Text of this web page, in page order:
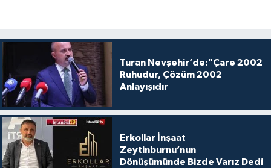
Turan Nevşehir’de:"Çare 2002
Ruhudur, Çözüm 2002
Anlayışıdır
Erkollar İnşaat
Zeytinburnu’nun
Dönüşümünde Bizde Varız Dedi